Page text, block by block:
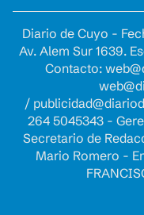
Diario de Cuyo -
Av. Alem Sur 1639.
Contacto:
/
264 5045343 -
Secretario de
Mario Romero -